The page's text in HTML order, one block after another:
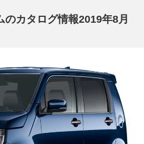
カタログ情報2019年8月